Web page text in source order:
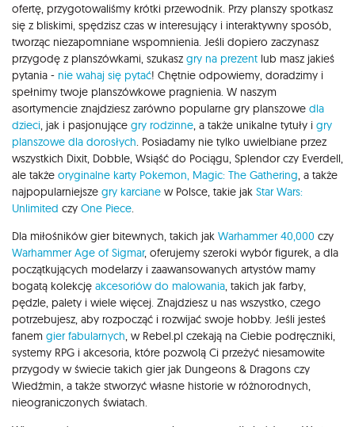
ofertę, przygotowaliśmy krótki przewodnik. Przy planszy spotkasz
się z bliskimi, spędzisz czas w interesujący i interaktywny sposób,
tworząc niezapomniane wspomnienia. Jeśli dopiero zaczynasz
przygodę z planszówkami, szukasz gry na prezent lub masz jakieś
pytania - nie wahaj się pytać! Chętnie odpowiemy, doradzimy i
spełnimy twoje planszówkowe pragnienia. W naszym
asortymencie znajdziesz zarówno popularne gry planszowe dla
dzieci, jak i pasjonujące gry rodzinne, a także unikalne tytuły i gry
planszowe dla dorosłych. Posiadamy nie tylko uwielbiane przez
wszystkich Dixit, Dobble, Wsiąść do Pociągu, Splendor czy Everdell,
ale także oryginalne karty Pokemon, Magic: The Gathering, a także
najpopularniejsze gry karciane w Polsce, takie jak Star Wars:
Unlimited czy One Piece.
Dla miłośników gier bitewnych, takich jak Warhammer 40,000 czy
Warhammer Age of Sigmar, oferujemy szeroki wybór figurek, a dla
początkujących modelarzy i zaawansowanych artystów mamy
bogatą kolekcję akcesoriów do malowania, takich jak farby,
pędzle, palety i wiele więcej. Znajdziesz u nas wszystko, czego
potrzebujesz, aby rozpocząć i rozwijać swoje hobby. Jeśli jesteś
fanem gier fabularnych, w Rebel.pl czekają na Ciebie podręczniki,
systemy RPG i akcesoria, które pozwolą Ci przeżyć niesamowite
przygody w świecie takich gier jak Dungeons & Dragons czy
Wiedźmin, a także stworzyć własne historie w różnorodnych,
nieograniczonych światach.